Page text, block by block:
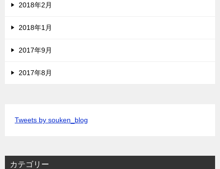
2018年2月
2018年1月
2017年9月
2017年8月
Tweets by souken_blog
カテゴリー